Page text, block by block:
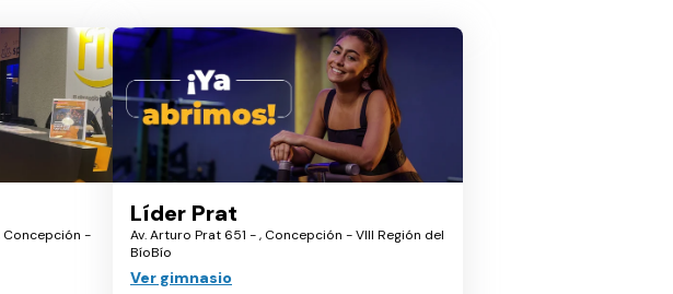
Concepción -
Líder Prat
Av. Arturo Prat 651 - , Concepción - VIII Región del
BíoBío
Ver gimnasio